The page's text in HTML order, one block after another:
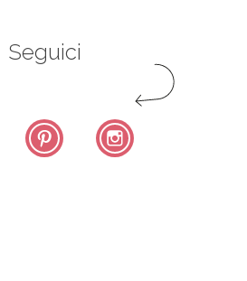
Seguici
Facebook Pinterest